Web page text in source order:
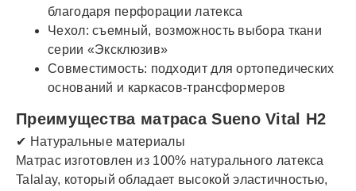
благодаря перфорации латекса
Чехол: съемный, возможность выбора ткани
серии «Эксклюзив»
Совместимость: подходит для ортопедических
оснований и каркасов-трансформеров
Преимущества матраса Sueno Vital H2
✔ Натуральные материалы
Матрас изготовлен из 100% натурального латекса
Talalay, который обладает высокой эластичностью,